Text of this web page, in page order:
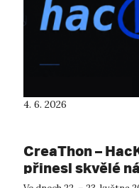
4. 6. 2026
CreaThon –
přinesl skvělé